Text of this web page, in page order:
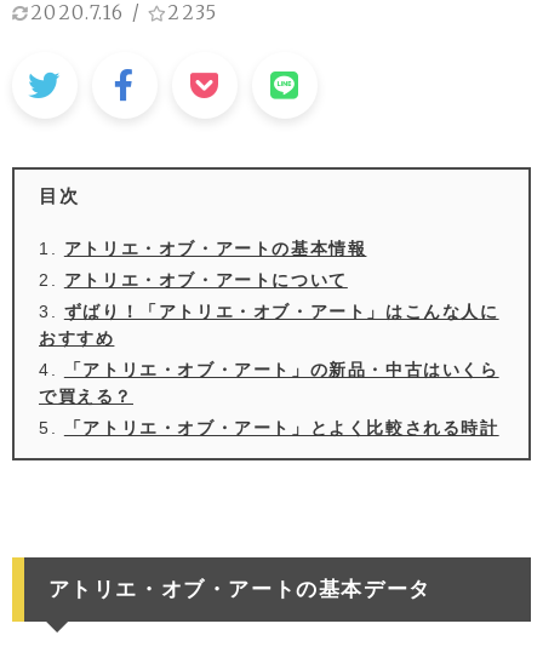
2020.7.16 / 2235
目次
アトリエ・オブ・アートの基本情報
アトリエ・オブ・アートについて
ずばり！「アトリエ・オブ・アート」はこんな人に
おすすめ
「アトリエ・オブ・アート」の新品・中古はいくら
で買える？
「アトリエ・オブ・アート」とよく比較される時計
アトリエ・オブ・アートの基本データ